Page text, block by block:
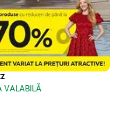
VALABILĂ